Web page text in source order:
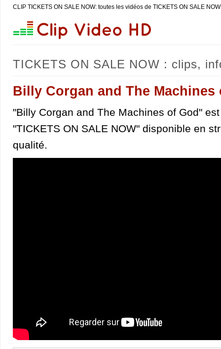
CLIP TICKETS ON SALE NOW: toutes les vidéos de TICKETS ON SALE
TICKETS ON SALE NOW : clips,
Billy Corgan and The Machines
"Billy Corgan and The Machines of God"
"TICKETS ON SALE NOW" disponible en
qualité.